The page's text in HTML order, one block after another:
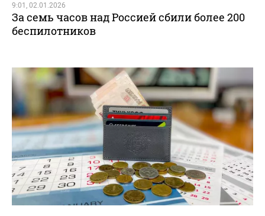
9:01, 02.01.2026
За семь часов над Россией сбили более 200
беспилотников